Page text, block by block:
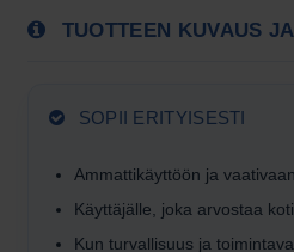
TUOTTEEN KUVAUS
SOPII ERITYISESTI
Ammattikäyttöön ja
Käyttäjälle, joka arvostaa
Kun turvallisuus ja